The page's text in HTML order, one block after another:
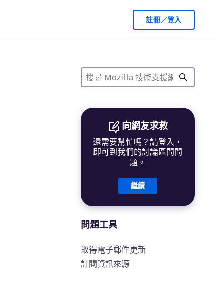
註冊／登入
向網友求救
還需要幫忙嗎？請登入，
即可到我們的討論區問問
題。
繼續
問題工具
取得電子郵件更新
訂閱資訊來源